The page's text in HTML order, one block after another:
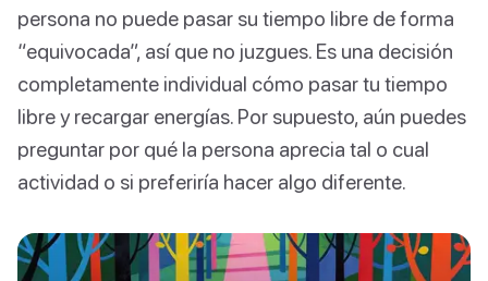
persona no puede pasar su tiempo libre de forma
“equivocada”, así que no juzgues. Es una decisión
completamente individual cómo pasar tu tiempo
libre y recargar energías. Por supuesto, aún puedes
preguntar por qué la persona aprecia tal o cual
actividad o si preferiría hacer algo diferente.